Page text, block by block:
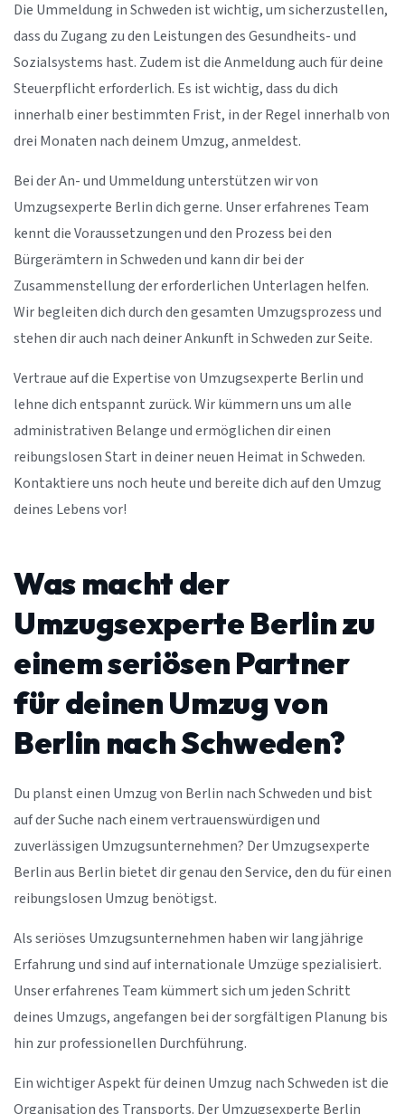
Die Ummeldung in Schweden ist wichtig, um sicherzustellen,
dass du Zugang zu den Leistungen des Gesundheits- und
Sozialsystems hast. Zudem ist die Anmeldung auch für deine
Steuerpflicht erforderlich. Es ist wichtig, dass du dich
innerhalb einer bestimmten Frist, in der Regel innerhalb von
drei Monaten nach deinem Umzug, anmeldest.
Bei der An- und Ummeldung unterstützen wir von
Umzugsexperte Berlin dich gerne. Unser erfahrenes Team
kennt die Voraussetzungen und den Prozess bei den
Bürgerämtern in Schweden und kann dir bei der
Zusammenstellung der erforderlichen Unterlagen helfen.
Wir begleiten dich durch den gesamten Umzugsprozess und
stehen dir auch nach deiner Ankunft in Schweden zur Seite.
Vertraue auf die Expertise von Umzugsexperte Berlin und
lehne dich entspannt zurück. Wir kümmern uns um alle
administrativen Belange und ermöglichen dir einen
reibungslosen Start in deiner neuen Heimat in Schweden.
Kontaktiere uns noch heute und bereite dich auf den Umzug
deines Lebens vor!
Was macht der
Umzugsexperte Berlin zu
einem seriösen Partner
für deinen Umzug von
Berlin nach Schweden?
Du planst einen Umzug von Berlin nach Schweden und bist
auf der Suche nach einem vertrauenswürdigen und
zuverlässigen Umzugsunternehmen? Der Umzugsexperte
Berlin aus Berlin bietet dir genau den Service, den du für einen
reibungslosen Umzug benötigst.
Als seriöses Umzugsunternehmen haben wir langjährige
Erfahrung und sind auf internationale Umzüge spezialisiert.
Unser erfahrenes Team kümmert sich um jeden Schritt
deines Umzugs, angefangen bei der sorgfältigen Planung bis
hin zur professionellen Durchführung.
Ein wichtiger Aspekt für deinen Umzug nach Schweden ist die
Organisation des Transports. Der Umzugsexperte Berlin